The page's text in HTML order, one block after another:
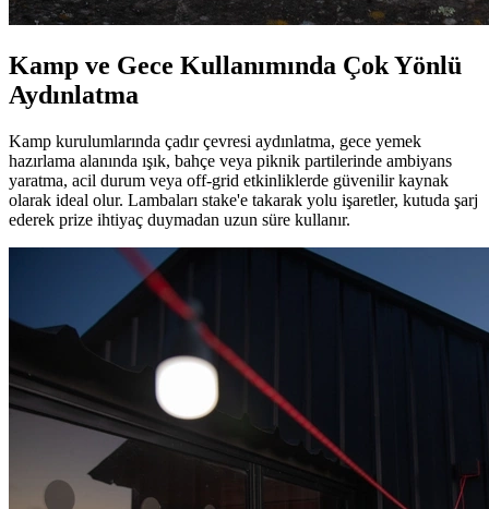
Kamp ve Gece Kullanımında Çok Yönlü
Aydınlatma
Kamp kurulumlarında çadır çevresi aydınlatma, gece yemek
hazırlama alanında ışık, bahçe veya piknik partilerinde ambiyans
yaratma, acil durum veya off-grid etkinliklerde güvenilir kaynak
olarak ideal olur. Lambaları stake'e takarak yolu işaretler, kutuda şarj
ederek prize ihtiyaç duymadan uzun süre kullanır.